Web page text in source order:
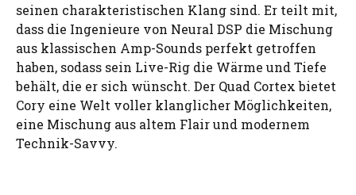
seinen charakteristischen Klang sind. Er teilt mit,
dass die Ingenieure von Neural DSP die Mischung
aus klassischen Amp-Sounds perfekt getroffen
haben, sodass sein Live-Rig die Wärme und Tiefe
behält, die er sich wünscht. Der Quad Cortex bietet
Cory eine Welt voller klanglicher Möglichkeiten,
eine Mischung aus altem Flair und modernem
Technik-Savvy.